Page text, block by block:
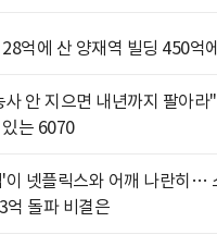
억에 산 양재역 빌딩 450억
사 안 지으면 내년까지 팔아
는 6070
이 넷플릭스와 어깨 나란히…
억 돌파 비결은